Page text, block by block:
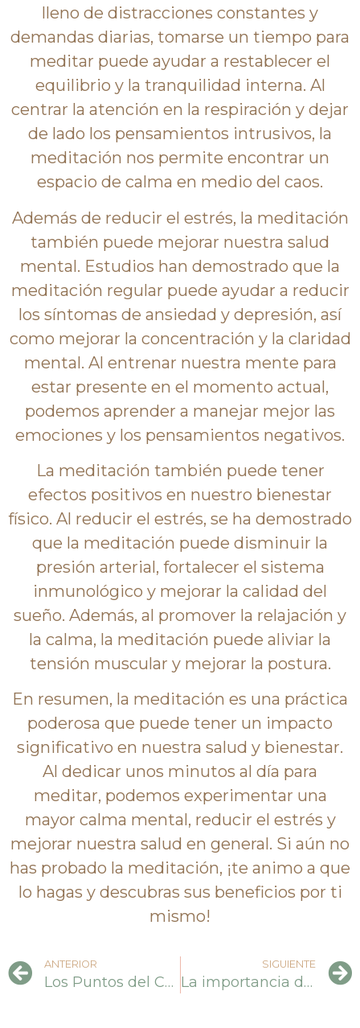
lleno de distracciones constantes y
demandas diarias, tomarse un tiempo para
meditar puede ayudar a restablecer el
equilibrio y la tranquilidad interna. Al
centrar la atención en la respiración y dejar
de lado los pensamientos intrusivos, la
meditación nos permite encontrar un
espacio de calma en medio del caos.
Además de reducir el estrés, la meditación
también puede mejorar nuestra salud
mental. Estudios han demostrado que la
meditación regular puede ayudar a reducir
los síntomas de ansiedad y depresión, así
como mejorar la concentración y la claridad
mental. Al entrenar nuestra mente para
estar presente en el momento actual,
podemos aprender a manejar mejor las
emociones y los pensamientos negativos.
La meditación también puede tener
efectos positivos en nuestro bienestar
físico. Al reducir el estrés, se ha demostrado
que la meditación puede disminuir la
presión arterial, fortalecer el sistema
inmunológico y mejorar la calidad del
sueño. Además, al promover la relajación y
la calma, la meditación puede aliviar la
tensión muscular y mejorar la postura.
En resumen, la meditación es una práctica
poderosa que puede tener un impacto
significativo en nuestra salud y bienestar.
Al dedicar unos minutos al día para
meditar, podemos experimentar una
mayor calma mental, reducir el estrés y
mejorar nuestra salud en general. Si aún no
has probado la meditación, ¡te animo a que
lo hagas y descubras sus beneficios por ti
mismo!
ANTERIOR
Los Puntos del Chakra y su Importancia para la Estabilidad Emocional
SIGUIENTE
La importancia de reconocer y gestionar correctamente las emociones